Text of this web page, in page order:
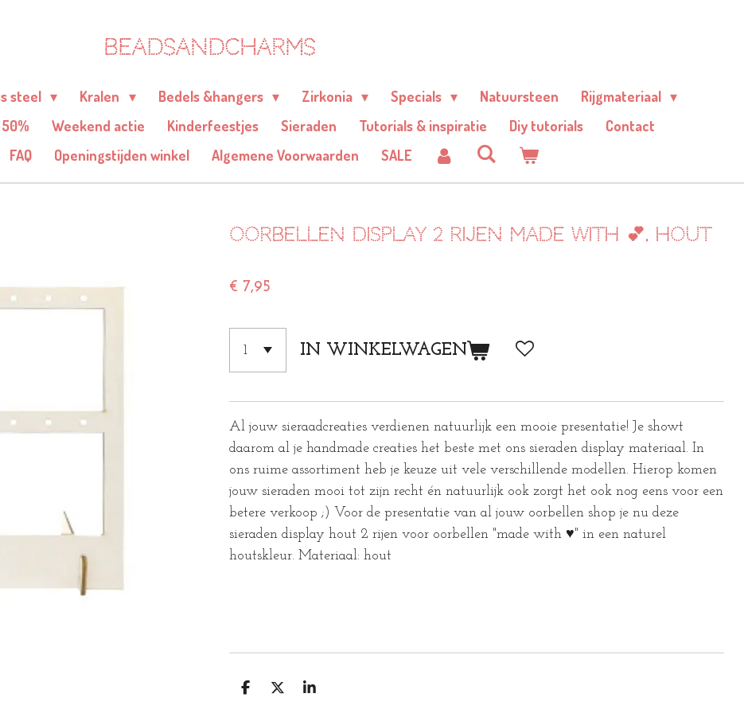
BEADSANDCHARMS
steel Kralen Bedels &hangers Zirkonia Specials Natuursteen
Rijgmateriaal
Weekend actie Kinderfeestjes Sieraden Tutorials & inspiratie Diy tutorials
Contact
FAQ Openingstijden winkel Algemene Voorwaarden SALE
Oorbellen display 2 rijen made with 💕. Hout
€ 7,95
IN WINKELWAGEN
Al jouw sieraadcreaties verdienen natuurlijk een mooie presentatie! Je showt
daarom al je handmade creaties het beste met ons sieraden display materiaal. In
ons ruime assortiment heb je keuze uit vele verschillende modellen. Hierop komen
jouw sieraden mooi tot zijn recht én natuurlijk ook zorgt het ook nog eens voor een
betere verkoop ;) Voor de presentatie van al jouw oorbellen shop je nu deze
sieraden display hout 2 rijen voor oorbellen "made with ♥" in een naturel
houtskleur. Materiaal: hout
D
D
S